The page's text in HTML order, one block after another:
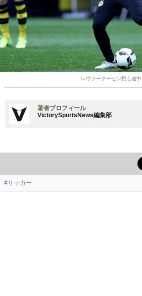
レヴァークーゼン戦も途
著者プロフィール
VictorySportsNews編集部
#サッカー